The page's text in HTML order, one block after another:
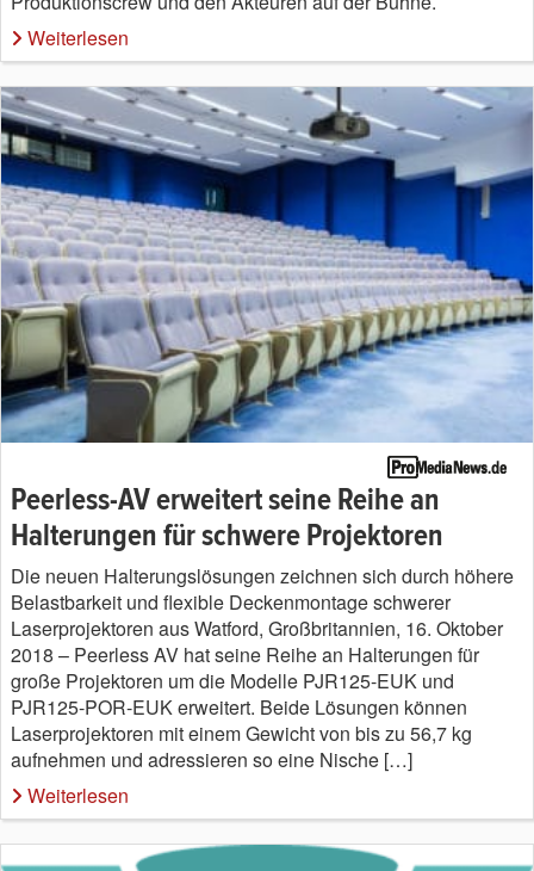
Weiterlesen
Peerless-AV erweitert seine Reihe an
Halterungen für schwere Projektoren
Die neuen Halterungslösungen zeichnen sich durch höhere
Belastbarkeit und flexible Deckenmontage schwerer
Laserprojektoren aus Watford, Großbritannien, 16. Oktober
2018 – Peerless AV hat seine Reihe an Halterungen für
große Projektoren um die Modelle PJR125-EUK und
PJR125-POR-EUK erweitert. Beide Lösungen können
Laserprojektoren mit einem Gewicht von bis zu 56,7 kg
aufnehmen und adressieren so eine Nische […]
Weiterlesen